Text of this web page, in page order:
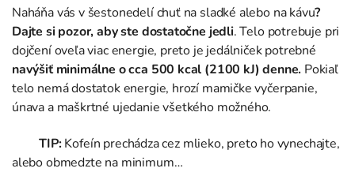
Naháňa vás v šestonedelí chuť na sladké alebo na kávu?
Dajte si pozor, aby ste dostatočne jedli. Telo potrebuje pri
dojčení oveľa viac energie, preto je jedálniček potrebné
navýšiť minimálne o cca 500 kcal (2100 kJ) denne. Pokiaľ
telo nemá dostatok energie, hrozí mamičke vyčerpanie,
únava a maškrtné ujedanie všetkého možného.
TIP:Kofeín prechádza cez mlieko, preto ho vynechajte,
alebo obmedzte na minimum…